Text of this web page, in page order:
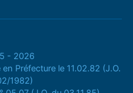
- 2026
Préfecture le 11.02.82 (J.O.
1982)